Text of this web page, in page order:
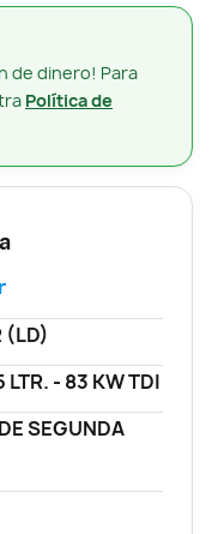
de dinero! Para
Política de
(LD)
LTR. - 83 KW TDI
SEGUNDA